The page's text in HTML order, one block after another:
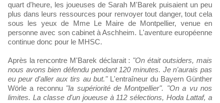
quart d'heure, les joueuses de Sarah M'Barek puisaient un peu
plus dans leurs ressources pour renvoyer tout danger, tout cela
sous les yeux de Mme Le Maire de Montpellier, venue en
personne avec son cabinet à Aschheim. L'aventure européenne
continue donc pour le MHSC.
Après la rencontre M'Barek déclarait : "On était outsiders, mais
nous avons bien défendu pendant 120 minutes. Je n'aurais pas
eu peur d'aller aux tirs au but." L'entraîneur du Bayern Günther
Wörle a reconnu "la supériorité de Montpellier". "On a vu nos
limites. La classe d'un joueuse à 112 sélections, Hoda Lattaf, a